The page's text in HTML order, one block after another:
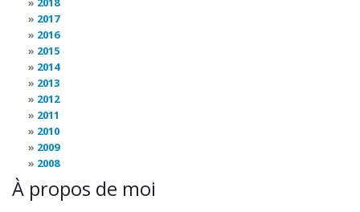
2017
2016
2015
2014
2013
2012
2011
2010
2009
2008
À propos de moi